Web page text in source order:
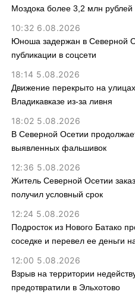
Моздока более 3,2 млн рублей
10:32 6.08.2026
Юноша задержан в Северной
публикации в соцсети
18:14 5.08.2026
Движение перекрыто на
Владикавказе из-за ливня
18:02 5.08.2026
В Северной Осетии
выявленных фальшивок
12:36 5.08.2026
Житель Северной Осетии
получил условный срок
12:24 5.08.2026
Подросток из Нового Батако
соседке и перевел ее деньги
12:00 5.08.2026
Взрыв на территории
предотвратили в Эльхотово